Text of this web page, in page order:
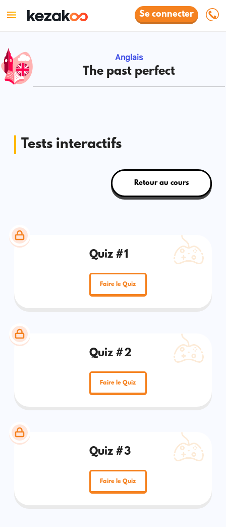
Se connecter
Anglais
The past perfect
Tests interactifs
Retour au cours
Quiz #1
Faire le Quiz
Quiz #2
Faire le Quiz
Quiz #3
Faire le Quiz